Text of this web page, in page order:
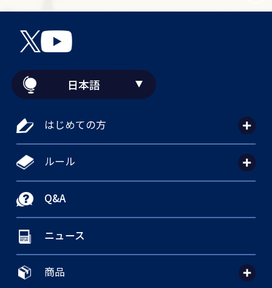
日本語
はじめての方
ルール
Q&A
ニュース
商品